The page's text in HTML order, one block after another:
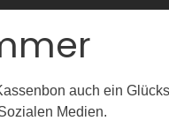
auch ein
Medien.